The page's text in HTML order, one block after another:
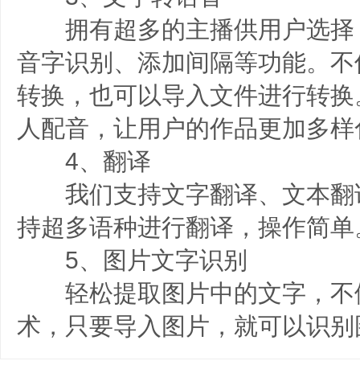
拥有超多的主播供用户选择
音字识别、添加间隔等功能。
转换，也可以导入文件进行转
人配音，让用户的作品更加多
4、翻译
我们支持文字翻译、文本翻
持超多语种进行翻译，操作简单
5、图片文字识别
轻松提取图片中的文字，不
术，只要导入图片，就可以识